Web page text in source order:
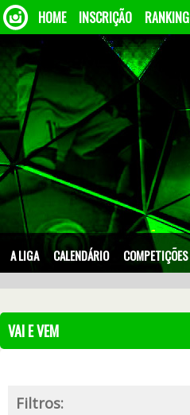
HOME INSCRIÇÃO RANKING
A LIGA CALENDÁRIO COMPETIÇÕES
VAI E VEM
Filtros: